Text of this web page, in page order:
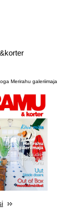
Merirahu galeriimaja